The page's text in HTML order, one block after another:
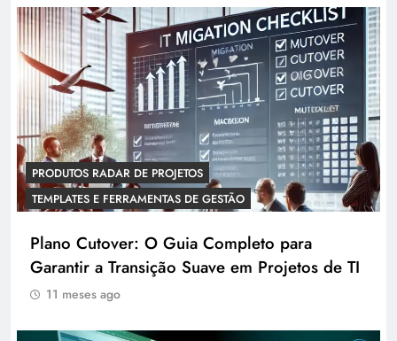
PRODUTOS RADAR DE PROJETOS
TEMPLATES E FERRAMENTAS DE GESTÃO
Plano Cutover: O Guia Completo para
Garantir a Transição Suave em Projetos de TI
11 meses ago